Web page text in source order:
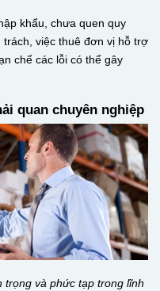
khẩu, chưa quen quy
việc thuê đơn vị hỗ trợ
chế các lỗi có thể gây
quan chuyên nghiệp
trọng và phức tạp trong lĩnh